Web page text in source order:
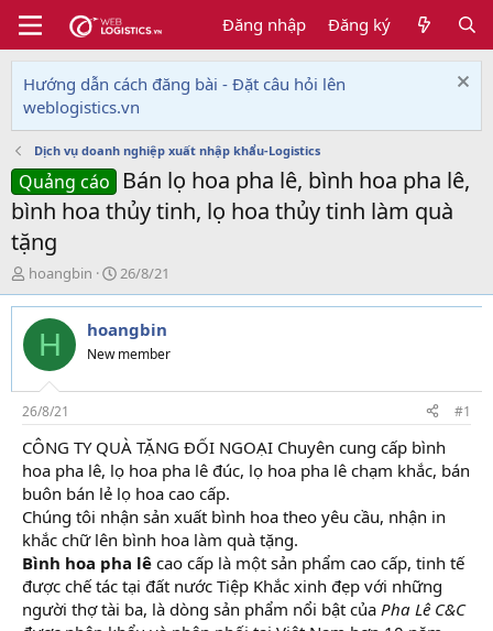
Đăng nhập Đăng ký
Hướng dẫn cách đăng bài - Đặt câu hỏi lên
weblogistics.vn
Dịch vụ doanh nghiệp xuất nhập khẩu-Logistics
Quảng cáo
Bán lọ hoa pha lê, bình hoa pha lê,
bình hoa thủy tinh, lọ hoa thủy tinh làm quà
tặng
T
h
r
e
d
s
t
a
r
t
e
r
hoangbin
N
g
à
y
g
i
26/8/21
H hoangbin
New member
26/8/21 #1
CÔNG TY QUÀ TẶNG ĐỐI NGOẠI Chuyên cung cấp bình
hoa pha lê, lọ hoa pha lê đúc, lọ hoa pha lê chạm khắc, bán
buôn bán lẻ lọ hoa cao cấp.
Chúng tôi nhận sản xuất bình hoa theo yêu cầu, nhận in
khắc chữ lên bình hoa làm quà tặng.
Bình hoa pha lê cao cấp là một sản phẩm cao cấp, tinh tế
được chế tác tại đất nước Tiệp Khắc xinh đẹp với những
người thợ tài ba, là dòng sản phẩm nổi bật của Pha Lê C&C